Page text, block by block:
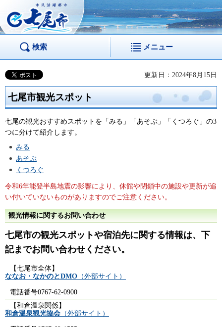
市民活躍都市 七尾
市
検索 メニュー
更新日：2024年8月15日
七尾市観光スポット
七尾の観光おすすめスポットを「みる」「あそぶ」「くつろぐ」の3
つに分けて紹介します。
みる
あそぶ
くつろぐ
令和6年能登半島地震の影響により、休館や閉鎖中の施設や更新が追
い付いていないものがありますのでご注意ください。
観光情報に関するお問い合わせ
七尾市の観光スポットや宿泊先に関する情報は、下
記までお問い合わせください。
【七尾市全体】
ななお・なかのとDMO （外部サイト）
電話番号0767-62-0900
【和倉温泉関係】
和倉温泉観光協会 （外部サイト）